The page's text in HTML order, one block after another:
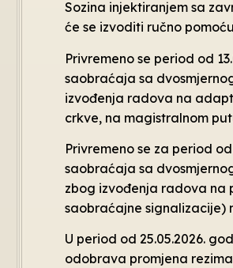
Sozina injektiranjem sa
će se izvoditi ručno
Privremeno se period od
saobraćaja sa
izvođenja radova na
crkve, na magistralnom
Privremeno se za period
saobraćaja sa
zbog izvođenja radova na
saobraćajne signalizacije)
U period od 25.05.2026.
odobrava promjena